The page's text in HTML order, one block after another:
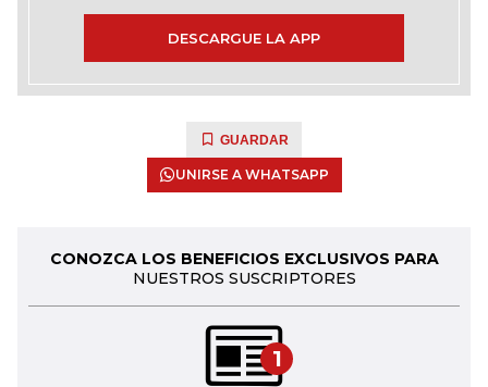
DESCARGUE LA APP
GUARDAR
UNIRSE A WHATSAPP
CONOZCA LOS BENEFICIOS EXCLUSIVOS PARA
NUESTROS SUSCRIPTORES
1